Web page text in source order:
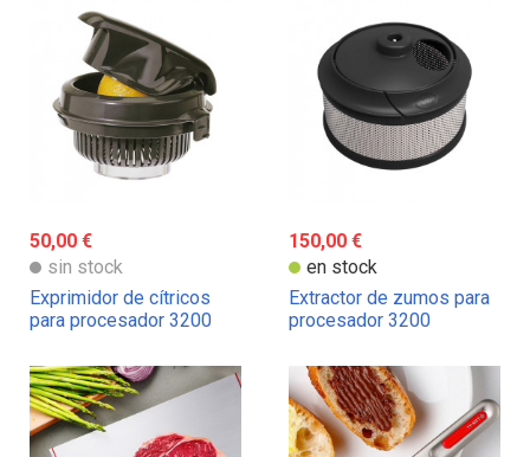
50,00 €
sin stock
Exprimidor de cítricos
para procesador 3200
150,00 €
en stock
Extractor de zumos para
procesador 3200